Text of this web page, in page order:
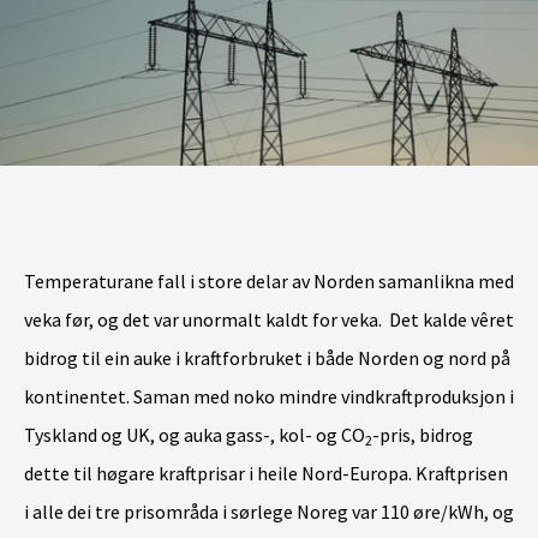
Temperaturane fall i store delar av Norden samanlikna med
veka før, og det var unormalt kaldt for veka. Det kalde vêret
bidrog til ein auke i kraftforbruket i både Norden og nord på
kontinentet. Saman med noko mindre vindkraftproduksjon i
Tyskland og UK, og auka gass-, kol- og CO2-pris, bidrog
dette til høgare kraftprisar i heile Nord-Europa. Kraftprisen
i alle dei tre prisområda i sørlege Noreg var 110 øre/kWh, og